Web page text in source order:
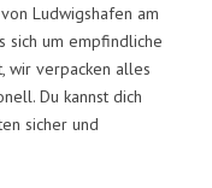
Ludwigshafen am
sich um empfindliche
wir verpacken alles
Du kannst dich
sicher und